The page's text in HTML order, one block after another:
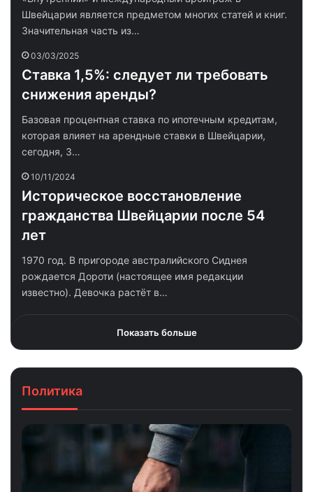
Швейцарии является предметом многих статей и книг.
Значительная часть из…
03/03/2025
Ставка 1,5%: следует ли требовать
снижения аренды?
Базовая процентная ставка по ипотечным кредитам,
которая влияет на арендные ставки в Швейцарии,
сегодня, 3…
10/11/2024
Историческое восстановление
гражданства Швейцарии после 54
лет
1970 год. В пригороде австралийского Сиднея
рождается Дороти (настоящее имя редакции
известно). Девочка растёт в…
Показать больше
Политика